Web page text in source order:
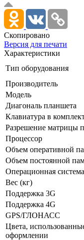
Скопировано
Версия для печати
Характеристики
Тип оборудования
Производитель
Модель
Диагональ планшета
Клавиатура в
Разрешение матрицы
Процессор
Объем оперативной
Объем постоянной
Операционная система
Вес (кг)
Поддержка 3G
Поддержка 4G
GPS/ГЛОНАСС
Цвета,
оформлении